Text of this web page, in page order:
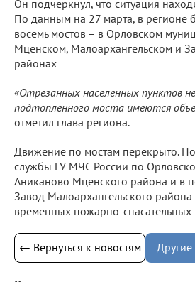
Он подчеркнул, что ситуация
По данным на 27 марта, в регионе
восемь мостов – в Орловском
Мценском, Малоархангельском и
районах
«Отрезанных населенных пунктов
подтопленного моста имеются
отметил глава региона.
Движение по мостам перекрыто.
службы ГУ МЧС России по
Аниканово Мценского района и в
Завод Малоархангельского
временных пожарно-спасательных
← Вернуться к новостям Другие